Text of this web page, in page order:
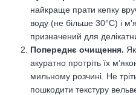
найкраще прати кепку
воду (не більше 30°C) і
призначений для
Попереднє очищення.
акуратно протріть їх
мильному розчині. Не
пошкодити текстуру